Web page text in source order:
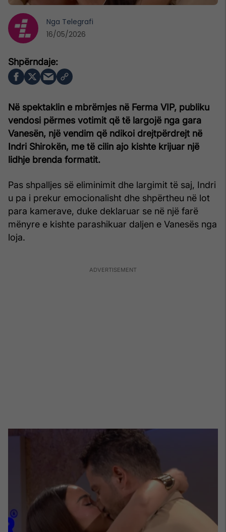
Në spektaklin e mbrëmjes në Ferma VIP, publiku
vendosi përmes votimit që të largojë nga gara
Vanesën, një vendim që ndikoi drejtpërdrejt në
Indri Shirokën, me të cilin ajo kishte krijuar një
lidhje brenda formatit.
Pas shpalljes së eliminimit dhe largimit të saj, Indri
u pa i prekur emocionalisht dhe shpërtheu në lot
para kamerave, duke deklaruar se në një farë
mënyre e kishte parashikuar daljen e Vanesës nga
loja.
Nga Telegrafi
16/05/2026